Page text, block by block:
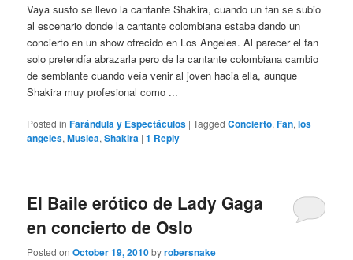
Vaya susto se llevo la cantante Shakira, cuando un fan se subio
al escenario donde la cantante colombiana estaba dando un
concierto en un show ofrecido en Los Angeles. Al parecer el fan
solo pretendía abrazarla pero de la cantante colombiana cambio
de semblante cuando veía venir al joven hacia ella, aunque
Shakira muy profesional como ...
Posted in Farándula y Espectáculos |Tagged Concierto,Fan,los
angeles,Musica,Shakira |1 Reply
El Baile erótico de Lady Gaga
en concierto de Oslo
Posted onOctober 19, 2010byrobersnake